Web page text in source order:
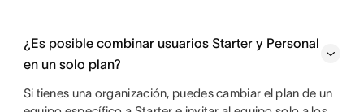
¿Es posible combinar usuarios Starter y Personal
en un solo plan?
Si tienes una organización, puedes cambiar el plan de un